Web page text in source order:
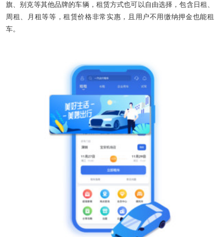
旗、别克等其他品牌的车辆，租赁方式也可以自由选择，包含日租、
周租、月租等等，租赁价格非常实惠，且用户不用缴纳押金也能租
车。